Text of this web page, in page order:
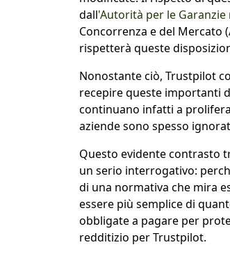
dall'Autorità per le Garanzie
Concorrenza e del Mercato
rispetterà queste
Nonostante ciò, Trustpilot
recepire queste importanti
continuano infatti a
aziende sono spesso
Questo evidente contrasto
un serio interrogativo:
di una normativa che mira
essere più semplice di
obbligate a pagare per
redditizio per Trustpilot.